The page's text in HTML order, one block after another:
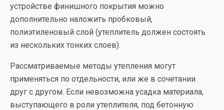
устройстве финишного покрытия можно
дополнительно наложить пробковый,
полиэтиленовый слой (утеплитель должен состоять
из нескольких тонких слоев).
Рассматриваемые методы утепления могут
применяться по отдельности, или же в сочетании
друг с другом. Если невозможна усадка материала,
выступающего в роли утеплителя, под бетонную